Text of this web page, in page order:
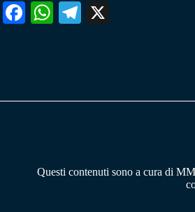
Fa W
pp
Te
m
Questi contenuti sono a cura di